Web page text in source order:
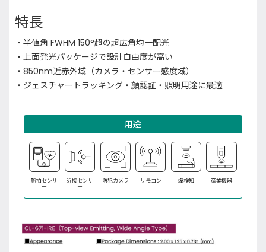
特長
・半値角 FWHM 150°超の超広角均一配光
・上面発光パッケージで設計自由度が高い
・850nm近赤外域（カメラ・センサー感度域）
・ジェスチャートラッキング・顔認証・照明用途に最適
用途
脈拍センサ
ー
近接センサ
ー
防犯カメラ リモコン 煙検知 産業機器